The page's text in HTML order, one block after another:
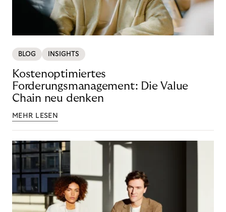
BLOG INSIGHTS
Kostenoptimiertes
Forderungsmanagement: Die Value
Chain neu denken
MEHR LESEN